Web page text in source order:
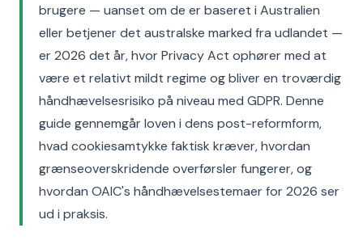
brugere — uanset om de er baseret i Australien
eller betjener det australske marked fra udlandet —
er 2026 det år, hvor Privacy Act ophører med at
være et relativt mildt regime og bliver en troværdig
håndhævelsesrisiko på niveau med GDPR. Denne
guide gennemgår loven i dens post-reformform,
hvad cookiesamtykke faktisk kræver, hvordan
grænseoverskridende overførsler fungerer, og
hvordan OAIC's håndhævelsestemaer for 2026 ser
ud i praksis.